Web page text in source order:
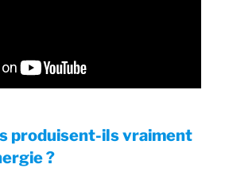
produisent-ils vraiment
?